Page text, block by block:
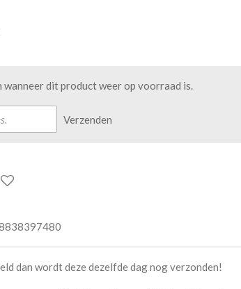
wanneer dit product weer op voorraad is.
Verzenden
dan wordt deze dezelfde dag nog verzonden!